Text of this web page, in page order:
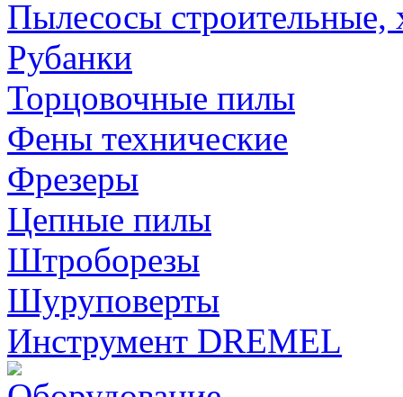
Пылесосы строительные,
Рубанки
Торцовочные пилы
Фены технические
Фрезеры
Цепные пилы
Штроборезы
Шуруповерты
Инструмент DREMEL